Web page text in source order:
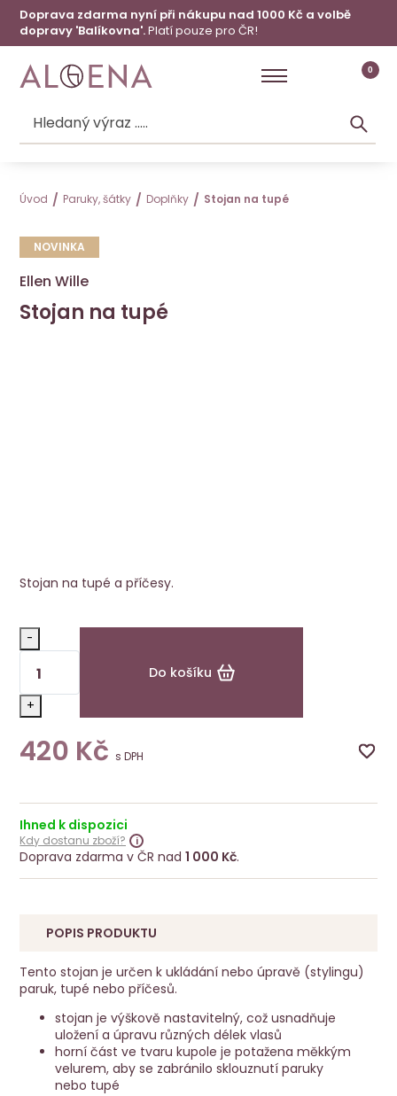
Doprava zdarma nyní při nákupu nad 1000 Kč a volbě
dopravy 'Balíkovna'.Platí pouze pro ČR!
0
Úvod Paruky, šátky Doplňky Stojan na tupé
NOVINKA
Ellen Wille
Stojan na tupé
Stojan na tupé a příčesy.
-
+
Do košíku
420 Kčs DPH
Ihned k dispozici
Kdy dostanu zboží?
Doprava zdarma v ČR nad1 000 Kč.
POPIS PRODUKTU
Tento stojan je určen k ukládání nebo úpravě (stylingu)
paruk, tupé nebo příčesů.
stojan je výškově nastavitelný, což usnadňuje
uložení a úpravu různých délek vlasů
horní část ve tvaru kupole je potažena měkkým
velurem, aby se zabránilo sklouznutí paruky
nebo tupé